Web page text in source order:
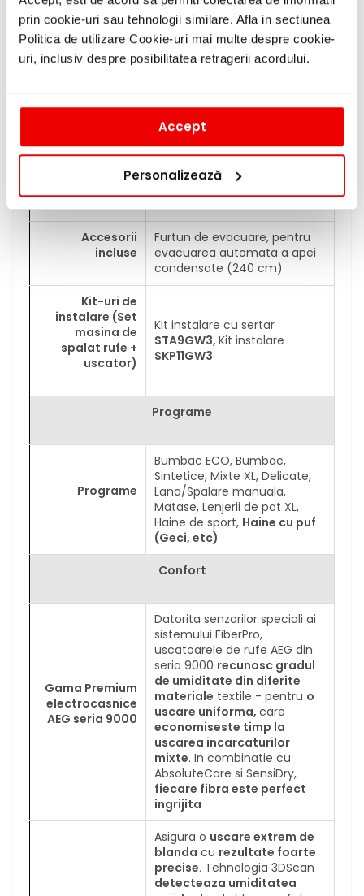
prin cookie-uri sau tehnologii similare. Afla in sectiunea
Politica de utilizare Cookie-uri mai multe despre cookie-
uri, inclusiv despre posibilitatea retragerii acordului.
Accept
Personalizează
Clasa de
eficienta
energetica
A+++ (Pe o scara a clasei de
eficienta energetica de la
A+++ la D)
Consum anual
de energie in
Capacitate
Accesorii
incluse
Furtun de evacuare, pentru
evacuarea automata a apei
condensate (240 cm)
Kit-uri de
instalare (Set
masina de
spalat rufe +
uscator)
Kit instalare cu sertar
STA9GW3, Kit instalare
SKP11GW3
Programe
Programe
Bumbac ECO, Bumbac,
Sintetice, Mixte XL, Delicate,
Lana/Spalare manuala,
Matase, Lenjerii de pat XL,
Haine de sport, Haine cu puf
(Geci, etc)
Confort
Gama Premium
electrocasnice
AEG seria 9000
Datorita senzorilor speciali ai
sistemului FiberPro,
uscatoarele de rufe AEG din
seria 9000 recunosc gradul
de umiditate din diferite
materiale textile - pentru o
uscare uniforma, care
economiseste timp la
uscarea incarcaturilor
mixte. In combinatie cu
AbsoluteCare si SensiDry,
fiecare fibra este perfect
ingrijita
Asigura o uscare extrem de
blanda cu rezultate foarte
precise. Tehnologia 3DScan
detecteaza umiditatea